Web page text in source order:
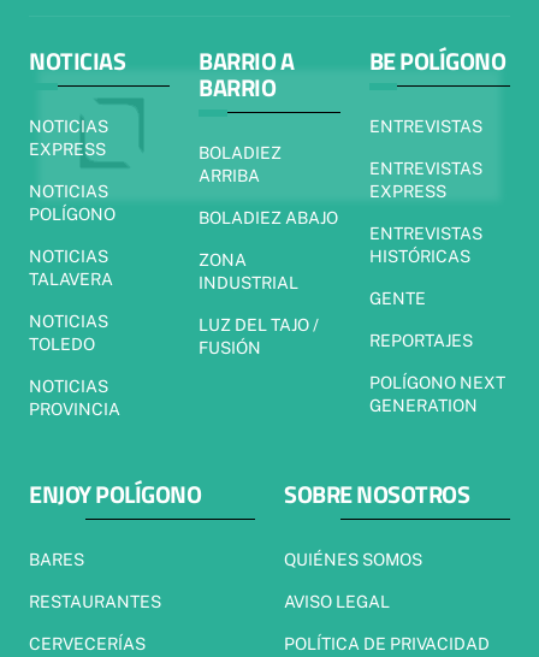
NOTICIAS
NOTICIAS
EXPRESS
NOTICIAS
POLÍGONO
NOTICIAS
TALAVERA
NOTICIAS
TOLEDO
NOTICIAS
PROVINCIA
BARRIO A
BARRIO
BOLADIEZ
ARRIBA
BOLADIEZ ABAJO
ZONA
INDUSTRIAL
LUZ DEL TAJO /
FUSIÓN
BE POLÍGONO
ENTREVISTAS
ENTREVISTAS
EXPRESS
ENTREVISTAS
HISTÓRICAS
GENTE
REPORTAJES
POLÍGONO NEXT
GENERATION
ENJOY POLÍGONO
BARES
RESTAURANTES
CERVECERÍAS
SOBRE NOSOTROS
QUIÉNES SOMOS
AVISO LEGAL
POLÍTICA DE PRIVACIDAD